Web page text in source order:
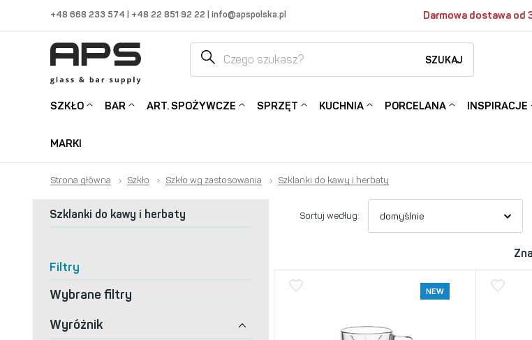
+48 668 233 574 | +48 22 851 92 22 | info@apspolska.pl Darmowa dostawa od
SZUKAJ
SZKŁO BAR ART. SPOŻYWCZE SPRZĘT KUCHNIA PORCELANA INSPIRACJE
MARKI
Strona główna › Szkło › Szkło wg zastosowania › Szklanki do kawy i herbaty
Szklanki do kawy i herbaty
Filtry
Wybrane filtry
Wyróżnik
Sortuj według:
NEW